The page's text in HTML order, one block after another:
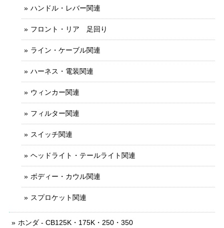
ハンドル・レバー関連
フロント・リア 足回り
ライン・ケーブル関連
ハーネス・電装関連
ウィンカー関連
フィルター関連
スイッチ関連
ヘッドライト・テールライト関連
ボディー・カウル関連
スプロケット関連
ホンダ - CB125K・175K・250・350